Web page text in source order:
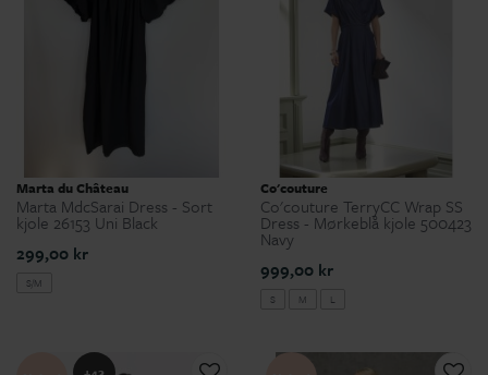
Marta du Château
Marta MdcSarai Dress - Sort
kjole 26153 Uni Black
299,00 kr
S/M
Co'couture
Co'couture TerryCC Wrap SS
Dress - Mørkeblå kjole 500423
Navy
999,00 kr
S M L